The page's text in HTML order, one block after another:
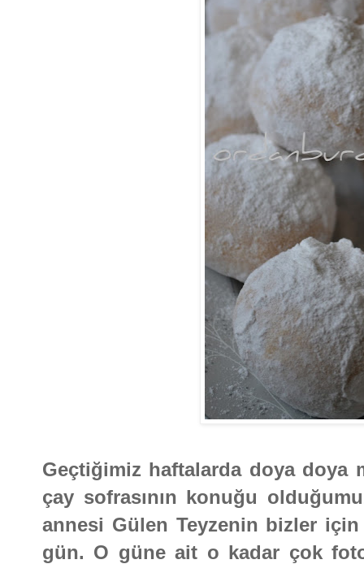
Geçtiğimiz haftalarda doya
çay sofrasının konuğu
annesi Gülen Teyzenin bizler için
gün. O güne ait o kadar çok